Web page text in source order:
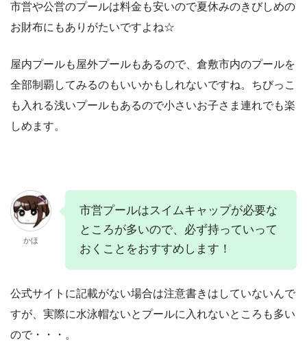
市営や公営のプールは料金も安いので夏休みのきびしめの
お財布にもありがたいですよね☆
屋内プールも屋外プールもあるので、倉敷市内のプールを
全部制覇してみるのもいいかもしれないですね。ちびっこ
も入れる浅いプールもあるので小さいお子さま連れでも楽
しめます。
かほ
市営プールはスイムキャップが必要な
ところが多いので、必ず持っていって
おくことをおすすめします！
公式サイトに記載がない場合は注意書きはしていないんで
すが、実際に水泳帽ないとプールに入れないところも多い
ので・・・。